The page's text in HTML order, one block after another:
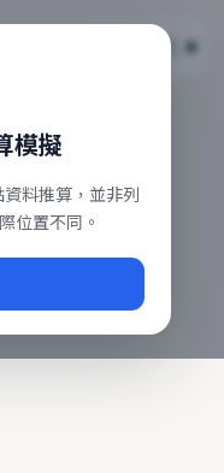
涵蓋自強、普悠瑪、
站即時動態
模擬
料推算，並非列
位置不同。